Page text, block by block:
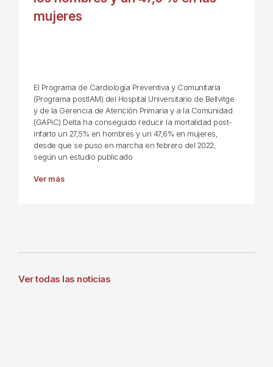
mujeres
El Programa de Cardiología Preventiva y Comunitaria
(Programa postIAM) del Hospital Universitario de Bellvitge
y de la Gerencia de Atención Primaria y a la Comunidad
(GAPiC) Delta ha conseguido reducir la mortalidad post-
infarto un 27,5% en hombres y un 47,6% en mujeres,
desde que se puso en marcha en febrero del 2022,
según un estudio publicado
Ver más
Ver todas las noticias